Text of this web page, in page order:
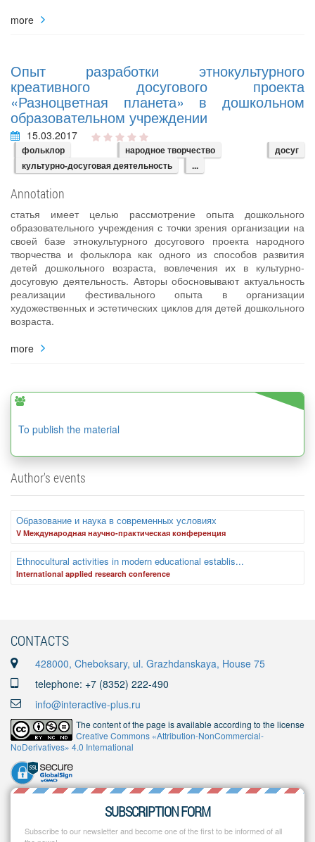
more
Опыт разработки этнокультурного
креативного досугового проекта
«Разноцветная планета» в дошкольном
образовательном учреждении
15.03.2017
фольклор народное творчество
досуг
культурно-досуговая деятельность
...
Annotation
статья имеет целью рассмотрение опыта дошкольного
образовательного учреждения с точки зрения организации на
своей базе этнокультурного досугового проекта народного
творчества и фольклора как одного из способов развития
детей дошкольного возраста, вовлечения их в культурно-
досуговую деятельность. Авторы обосновывают актуальность
реализации фестивального опыта в организации
художественных и эстетических циклов для детей дошкольного
возраста.
more
To publish the material
Author's events
Образование и наука в современных условиях
V Международная научно-практическая конференция
Ethnocultural activities in modern educational establis...
International applied research conference
CONTACTS
428000, Cheboksary, ul. Grazhdanskaya, House 75
telephone: +7 (8352) 222-490
info@interactive-plus.ru
The content of the page is available according to the license
Creative Commons «Attribution-NonCommercial-
NoDerivatives» 4.0 International
SUBSCRIPTION FORM
Subscribe to our newsletter and become one of the first to be informed of all